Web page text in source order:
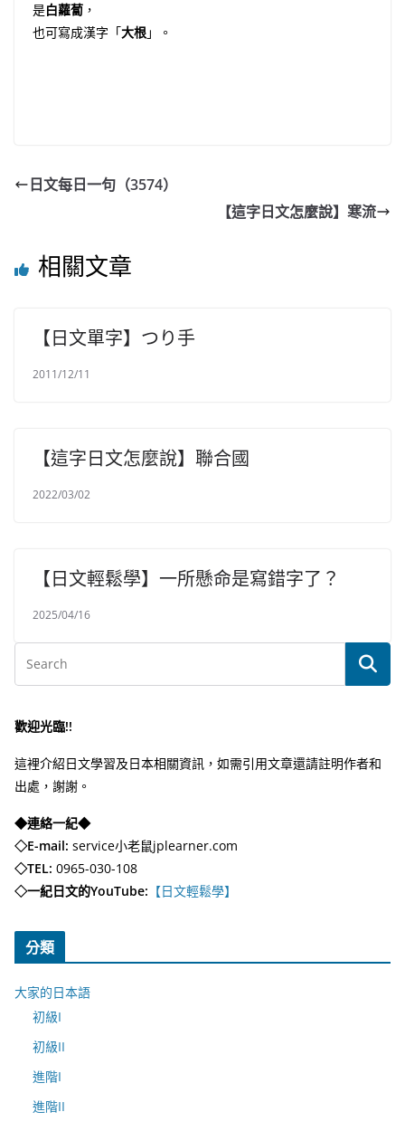
是白蘿蔔 ，
也可寫成漢字「大根」。
日文每日一句（3574）
【這字日文怎麼說】寒流
相關文章
【日文單字】つり手
2011/12/11
【這字日文怎麼說】聯合國
2022/03/02
【日文輕鬆學】一所懸命是寫錯字了？
2025/04/16
歡迎光臨!!
這裡介紹日文學習及日本相關資訊，如需引用文章還請註明作者和
出處，謝謝。
◆連絡一紀◆
◇E-mail: service小老鼠jplearner.com
◇TEL: 0965-030-108
◇一紀日文的YouTube: 【日文輕鬆學】
分類
大家的日本語
初級I
初級II
進階I
進階II